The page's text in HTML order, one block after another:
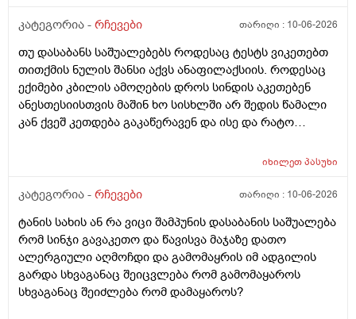
მაყროს და მექავება..მ ყან საშინლად გამოშრა ხელები
არსად და ვერც წავალ
კატეგორია - რჩევები თარიღი : 10-06-2026
თუ დასაბანს საშუალებებს როდესაც ტესტს ვიკეთებთ
თითქმის ნულის შანსი აქვს ანაფილაქსიის. როდესაც
ექიმები კბილის ამოღების დროს სინდის აკეთებენ
ანესთესიისთვის მაშინ ხო სისხლში არ შედის წამალი
კან ქვეშ კეთდება გაკაწერავენ და ისე და რატო
ახარო რატომ იკითხებიან თუ ანა ფილოქსიოზე არ
გამონაყარი გაჩნდე რატო არიან მზად ყოფნაში გუშინ
რატო არ აკეთებენ ამ სინდს ყველგან და რატომ
მაინცდამაინც სპეციალურ კლინიკებში რატომ ეს
შენიათ
იხილეთპასუხი
კატეგორია - რჩევები თარიღი : 10-06-2026
ტანის სახის ან რა ვიცი შამპუნის დასაბანის საშუალება
რომ სინჯი გავაკეთო და წავისვა მაჯაზე დათო
ალერგიული აღმოჩდი და გამომაყრის იმ ადგილის
გარდა სხვაგანაც შეიცვლება რომ გამომაყაროს
სხვაგანაც შეიძლება რომ დამაყაროს?